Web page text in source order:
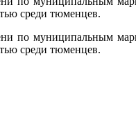
среди тюменцев.
по муниципальным
среди тюменцев.